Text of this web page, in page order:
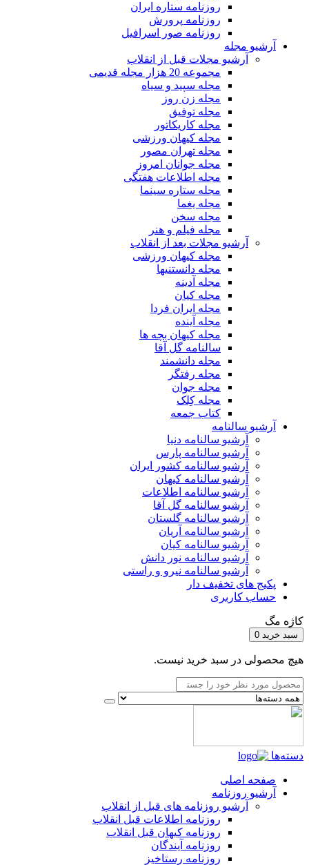
روزنامه ستاره ایران
روزنامه پرورش
روزنامه صور اسرافیل
آرشیو مجله
آرشیو مجلات قبل از انقلاب
مجموعه 20 هزار مجله قدیمی
مجله سپید و سیاه
مجله زن روز
مجله توفیق
مجله کاریکاتور
مجله کیهان ورزشی
مجله تهران مصور
مجله جوانان امروز
مجله اطلاعات هفتگی
مجله ستاره سینما
مجله یغما
مجله سخن
مجله فیلم و هنر
آرشیو مجلات بعد از انقلاب
مجله کیهان ورزشی
مجله دانستنیها
مجله آدینه
مجله کیان
مجله ایران فردا
مجله آینده
مجله کیهان بچه ها
سالنامه گل آقا
مجله دانشمند
مجله رفتگر
مجله جوان
مجله کِلک
کتاب جمعه
آرشیو سالنامه
آرشیو سالنامه دنیا
آرشیو سالنامه پارس
آرشیو سالنامه کشور ایران
آرشیو سالنامه کیهان
آرشیو سالنامه اطلاعات
آرشیو سالنامه گل آقا
آرشیو سالنامه گلستان
آرشیو سالنامه آریان
آرشیو سالنامه کیان
آرشیو سالنامه نور دانش
آرشیو سالنامه نیرو و راستی
پکیج های تخفیف دار
حساب کاربری
کاژه مگ
سبد خرید 0
هیچ محصولی در سبد خرید نیست.
دسته‌ها
صفحه اصلی
آرشیو روزنامه
آرشیو روزنامه های قبل از انقلاب
روزنامه اطلاعات قبل انقلاب
روزنامه کیهان قبل انقلاب
روزنامه آیندگان
روزنامه رستاخیز